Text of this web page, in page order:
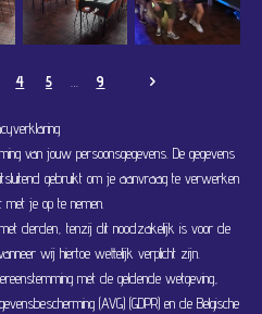
4 5 9
van jouw persoonsgegevens. De gegevens
gebruikt om je aanvraag te verwerken
met je op te nemen.
derden, tenzij dit noodzakelijk is voor de
wij hiertoe wettelijk verplicht zijn.
met de geldende wetgeving,
(AVG) (GDPR) en de Belgische